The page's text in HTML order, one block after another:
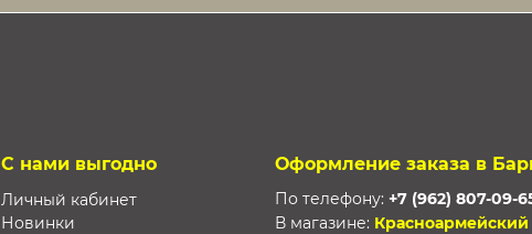
С нами выгодно
Личный кабинет
Новинки
Оформление заказа в
По телефону: +7 (962) 807-09-
В магазине: Красноармейский